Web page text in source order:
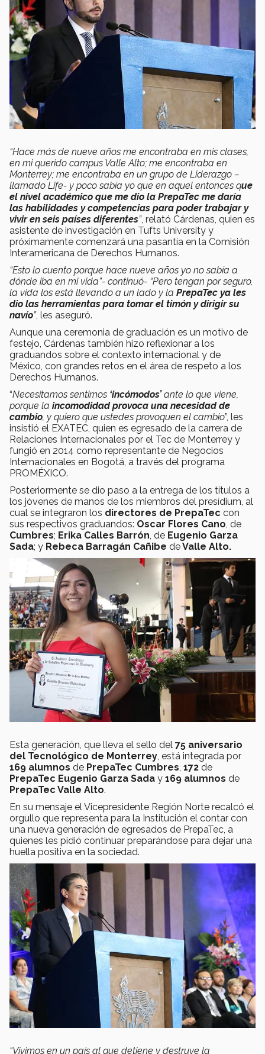
“Hace más de nueve años me encontraba en mis clases,
en mi querido campus Valle Alto; me encontraba en
Monterrey; me encontraba en un grupo de Liderazgo –
llamado Life- y poco sabía yo que en aquel entonces que
el nivel académico que me dio la PrepaTec me daría
las habilidades y competencias para poder trabajar y
vivir en seis países diferentes”, relató Cárdenas, quien es
asistente de investigación en Tufts University y
próximamente comenzará una pasantía en la Comisión
Interamericana de Derechos Humanos.
“Esto lo cuento porque hace nueve años yo no sabía a
dónde iba en mi vida”- continuó- “Pero tengan por seguro,
la vida los está llevando a un lado y la PrepaTec ya les
dio las herramientas para tomar el timón y dirigir su
navío”, les aseguró.
Aunque una ceremonia de graduación es un motivo de
festejo, Cárdenas también hizo reflexionar a los
graduandos sobre el contexto internacional y de
México, con grandes retos en el área de respeto a los
Derechos Humanos.
“Necesitamos sentirnos ‘incómodos’ante lo que viene,
porque la incomodidad provoca una necesidad de
cambio, y quiero que ustedes provoquen el cambio”, les
insistió el EXATEC, quien es egresado de la carrera de
Relaciones Internacionales por el Tec de Monterrey y
fungió en 2014 como representante de Negocios
Internacionales en Bogotá, a través del programa
PROMÉXICO.
Posteriormente se dio paso a la entrega de los títulos a
los jóvenes de manos de los miembros del presídium, al
cual se integraron los directores de PrepaTec con
sus respectivos graduandos: Oscar Flores Cano, de
Cumbres; Erika Calles Barrón, de Eugenio Garza
Sada; y Rebeca Barragán Cañibe deValle Alto.
Esta generación, que lleva el sello del 75 aniversario
del Tecnológico de Monterrey, está integrada por
169 alumnos de PrepaTec Cumbres, 172 de
PrepaTec Eugenio Garza Sada y 169 alumnos de
PrepaTec Valle Alto.
En su mensaje el Vicepresidente Región Norte recalcó el
orgullo que representa para la Institución el contar con
una nueva generación de egresados de PrepaTec, a
quienes les pidió continuar preparándose para dejar una
huella positiva en la sociedad.
“Vivimos en un país al que detiene y destruye la